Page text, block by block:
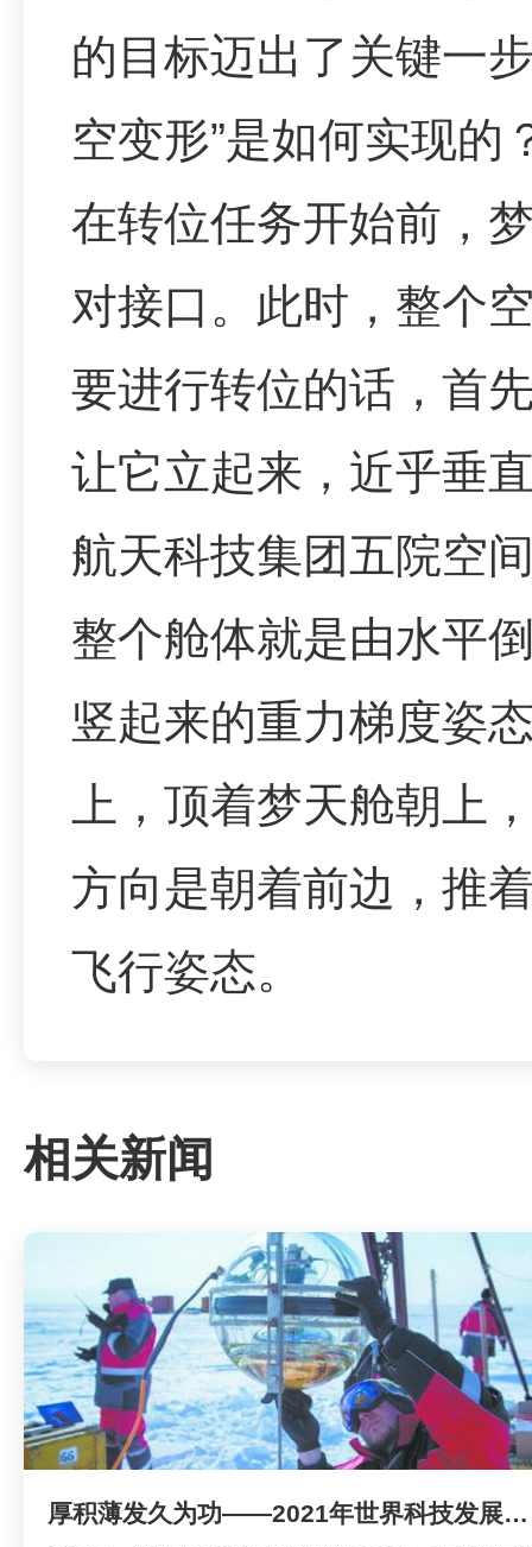
的目标迈出了关键一
空变形”是如何实现的
在转位任务开始前，
对接口。此时，整个
要进行转位的话，首
让它立起来，近乎垂
航天科技集团五院空
整个舱体就是由水平
竖起来的重力梯度姿
上，顶着梦天舱朝上
方向是朝着前边，推
飞行姿态。
相关新闻
厚积薄发久为功——2021年世界科技发展回顾·基础研究